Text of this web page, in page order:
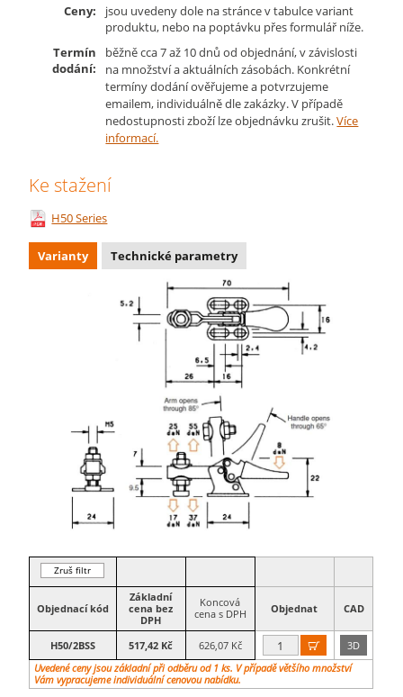
Ceny:
jsou uvedeny dole na stránce v tabulce variant
produktu, nebo na poptávku přes formulář níže.
Termín
dodání:
běžně cca 7 až 10 dnů od objednání, v závislosti
na množství a aktuálních zásobách. Konkrétní
termíny dodání ověřujeme a potvrzujeme
emailem, individuálně dle zakázky. V případě
nedostupnosti zboží lze objednávku zrušit.Více
informací.
Ke stažení
H50 Series
Varianty Technické parametry
Zruš filtr
Objednací kód
Základní
cena bez
DPH
Koncová
cena s DPH
Objednat CAD
H50/2BSS 517,42 Kč 626,07 Kč 
3D
Uvedené ceny jsou základní při odběru od 1 ks. V případě většího množství
Vám vypracujeme individuální cenovou nabídku.